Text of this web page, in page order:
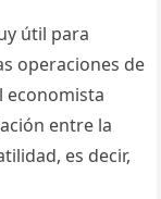
útil para
operaciones de
economista
entre la
es decir,